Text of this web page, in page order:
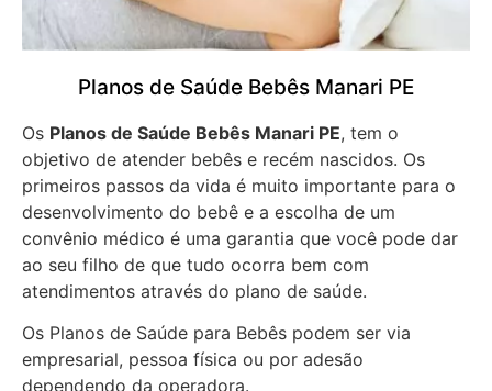
Planos de Saúde Bebês Manari PE
Os Planos de Saúde Bebês Manari PE, tem o
objetivo de atender bebês e recém nascidos. Os
primeiros passos da vida é muito importante para o
desenvolvimento do bebê e a escolha de um
convênio médico é uma garantia que você pode dar
ao seu filho de que tudo ocorra bem com
atendimentos através do plano de saúde.
Os Planos de Saúde para Bebês podem ser via
empresarial, pessoa física ou por adesão
dependendo da operadora.